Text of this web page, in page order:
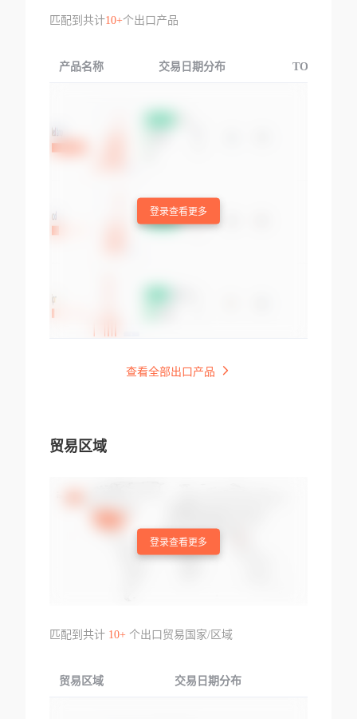
匹配到共计10+个出口产品
产品名称 交易日期分布 TOP3交易国
登录查看更多
查看全部出口产品
贸易区域
登录查看更多
匹配到共计 10+个出口贸易国家/区域
贸易区域 交易日期分布